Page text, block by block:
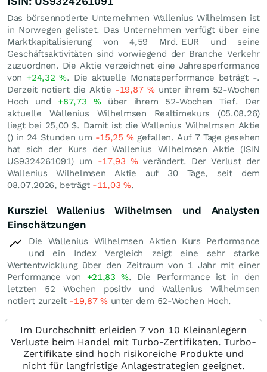
Das börsennotierte Unternehmen Wallenius Wilhelmsen ist
in Norwegen gelistet. Das Unternehmen verfügt über eine
Marktkapitalisierung von 4,59 Mrd. EUR und seine
Geschäftsaktivitäten sind vorwiegend der Branche Verkehr
zuzuordnen. Die Aktie verzeichnet eine Jahresperformance
von +24,32%. Die aktuelle Monatsperformance beträgt -.
Derzeit notiert die Aktie -19,87 %unter ihrem 52-Wochen
Hoch und +87,73 %über ihrem 52-Wochen Tief. Der
aktuelle Wallenius Wilhelmsen Realtimekurs (05.08.26)
liegt bei 25,00 $. Damit ist die Wallenius Wilhelmsen Aktie
() in 24 Stunden um -15,25% gefallen. Auf 7 Tage gesehen
hat sich der Kurs der Wallenius Wilhelmsen Aktie (ISIN
US9324261091) um -17,93%verändert. Der Verlust der
Wallenius Wilhelmsen Aktie auf 30 Tage, seit dem
08.07.2026, beträgt -11,03 %.
Kursziel Wallenius Wilhelmsen und Analysten
Einschätzungen
Die Wallenius Wilhelmsen Aktien Kurs Performance
und ein Index Vergleich zeigt eine sehr starke
Wertentwicklung über den Zeitraum von 1 Jahr mit einer
Performance von +21,83%. Die Performance ist in den
letzten 52 Wochen positiv und Wallenius Wilhelmsen
notiert zurzeit -19,87%unter dem 52-Wochen Hoch.
Im Durchschnitt erleiden 7 von 10 Kleinanlegern
Verluste beim Handel mit Turbo-Zertifikaten. Turbo-
Zertifikate sind hoch risikoreiche Produkte und
nicht für langfristige Anlagestrategien geeignet.